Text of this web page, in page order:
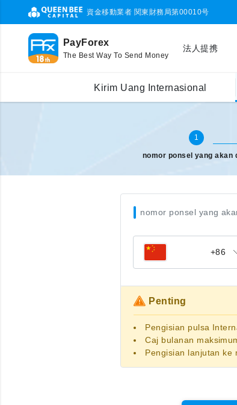
資金移動業者 関東財務局第00010号
PayForex
The Best Way To Send Money
法人提携
Kirim Uang Internasional
Pengisian pulsa Internasional masukkan nomor ponsel
1
nomor ponsel yang akan
nomor ponsel yang
+86
Penting
Pengisian pulsa
Caj bulanan
Pengisian lanjutan ke